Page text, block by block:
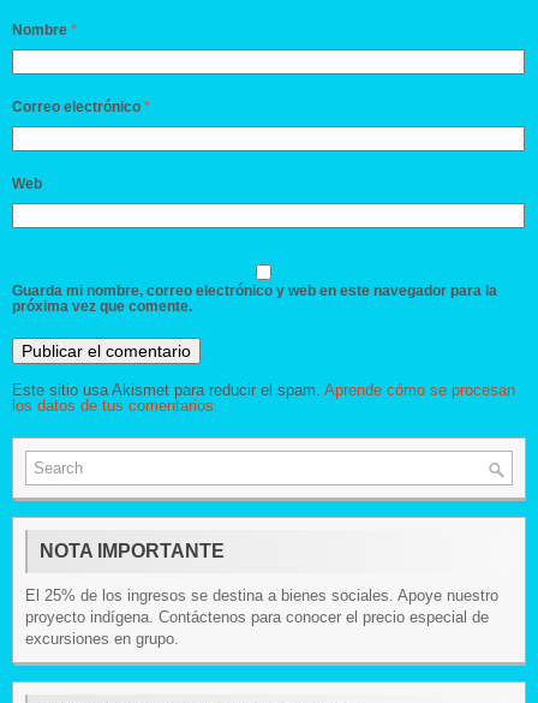
Nombre *
Correo electrónico *
Web
Guarda mi nombre, correo electrónico y web en este navegador para la
próxima vez que comente.
Este sitio usa Akismet para reducir el spam. Aprende cómo se procesan
los datos de tus comentarios.
NOTA IMPORTANTE
El 25% de los ingresos se destina a bienes sociales. Apoye nuestro
proyecto indígena. Contáctenos para conocer el precio especial de
excursiones en grupo.